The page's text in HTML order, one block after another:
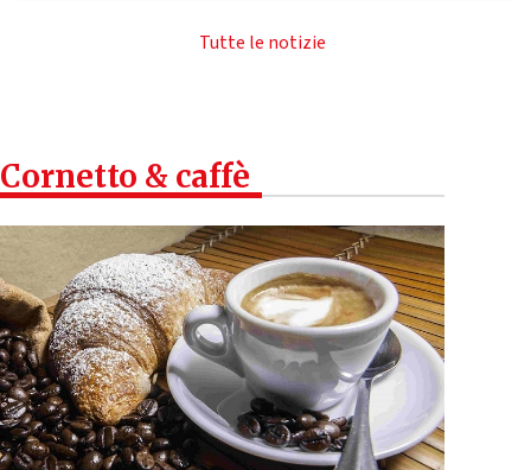
Tutte le notizie
Cornetto & caffè